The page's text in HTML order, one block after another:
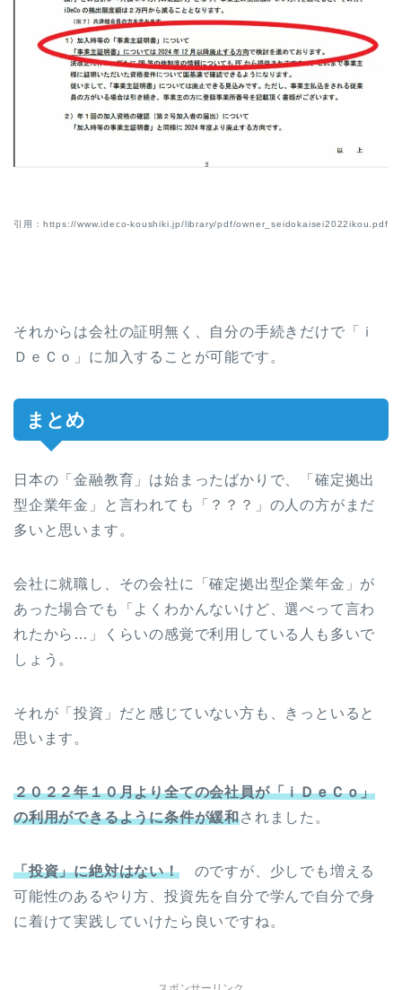
引用：https://www.ideco-koushiki.jp/library/pdf/owner_seidokaisei2022ikou.pdf
それからは会社の証明無く、自分の手続きだけで「ｉ
ＤｅＣｏ」に加入することが可能です。
まとめ
日本の「金融教育」は始まったばかりで、「確定拠出
型企業年金」と言われても「？？？」の人の方がまだ
多いと思います。
会社に就職し、その会社に「確定拠出型企業年金」が
あった場合でも「よくわかんないけど、選べって言わ
れたから…」くらいの感覚で利用している人も多いで
しょう。
それが「投資」だと感じていない方も、きっといると
思います。
２０２２年１０月より全ての会社員が「ｉＤｅＣｏ」
の利用ができるように条件が緩和されました。
「投資」に絶対はない！
のですが、少しでも増える
可能性のあるやり方、投資先を自分で学んで自分で身
に着けて実践していけたら良いですね。